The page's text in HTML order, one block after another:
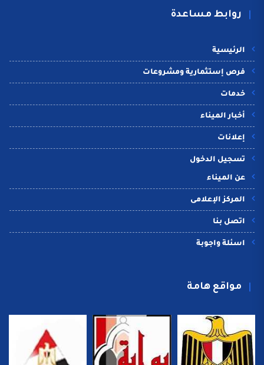
روابط مساعدة
الرئيسية
فرص إستثمارية ومشروعات
خدمات
أخبار الميناء
إعلانات
تسجيل الدخول
عن الميناء
المركز الإعلامى
اتصل بنا
اسئلة واجوبة
مواقع هامة